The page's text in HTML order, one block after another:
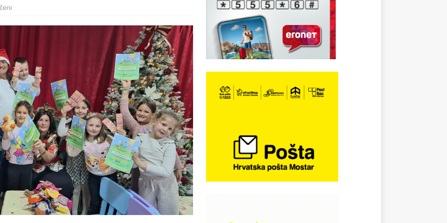
Vozači satima čekaju, dok se drugi ubacuju sa strane
VIJESTI
29. srpnja 2018, preminuo je glazbeni genij Oliver Dragojević
o Oluji: Hrvati imaju što slaviti, dobili su ono što im povijesno